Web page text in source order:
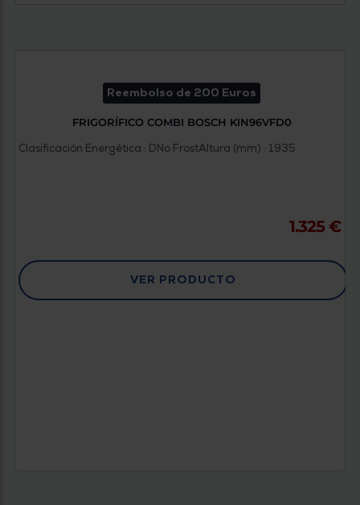
Reembolso de 200 Euros
FRIGORÍFICO COMBI BOSCH KIN96VFD0
Clasificación Energética : DNo FrostAltura (mm) : 1935
1.325 €
VER PRODUCTO